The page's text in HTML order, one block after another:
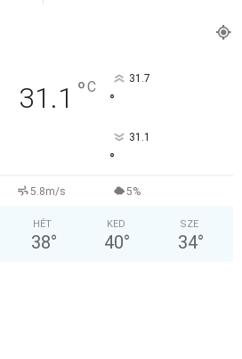
31.1 °C 31.7
°
31.1
°
5.8m/s 5%
HÉT
38°
KED
40°
SZE
34°